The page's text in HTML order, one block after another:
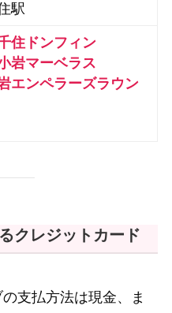
駅
住ドンフィン
岩マーベラス
エンペラーズラウン
クレジットカード
支払方法は現金、ま